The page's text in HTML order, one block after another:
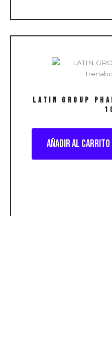
LATIN GROUP
Añadir al carrito